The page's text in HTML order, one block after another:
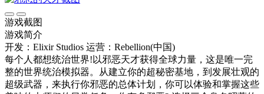
游戏截图
游戏简介
开发：Elixir Studios 运营：Rebellion(中国)
每个人都想统治世界!以邪恶天才获得全球力量，这是唯一完
整的世界统治模拟器。从建立你的超秘密基地，到发展壮观的
超级武器，来执行你邪恶的总体计划，你可以体验和掌握这些